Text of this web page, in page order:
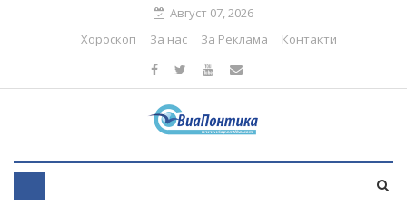
Август 07, 2026
Хороскоп
За нас За Реклама Контакти